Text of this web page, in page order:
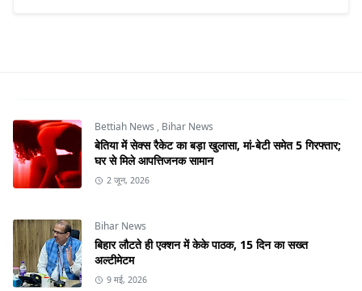
Bettiah News , Bihar News
बेतिया में सेक्स रैकेट का बड़ा खुलासा, मां-बेटी समेत 5 गिरफ्तार;
घर से मिले आपत्तिजनक सामान
2 जून, 2026
Bihar News
बिहार लौटते ही एक्शन में केके पाठक, 15 दिन का सख्त
अल्टीमेटम
9 मई, 2026